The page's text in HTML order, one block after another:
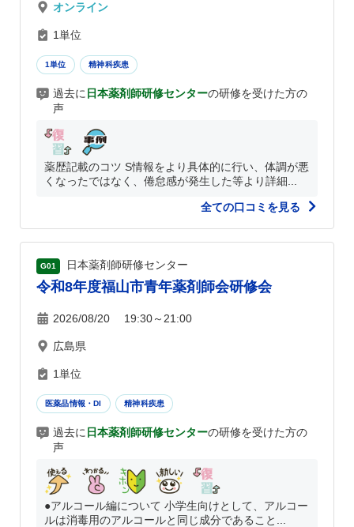
オンライン
1単位
1単位 精神科疾患
過去に 日本薬剤師研修センターの研修を受けた方の
声
薬歴記載のコツ S情報をより具体的に行い、体調が悪
くなったではなく、倦怠感が発生した等より詳細...
全ての口コミを見る
G01 日本薬剤師研修センター
令和8年度福山市青年薬剤師会研修会
2026/08/20 19:30～21:00
広島県
1単位
医薬品情報・DI 精神科疾患
過去に 日本薬剤師研修センターの研修を受けた方の
声
●アルコール編について 小学生向けとして、アルコー
ルは消毒用のアルコールと同じ成分であること...